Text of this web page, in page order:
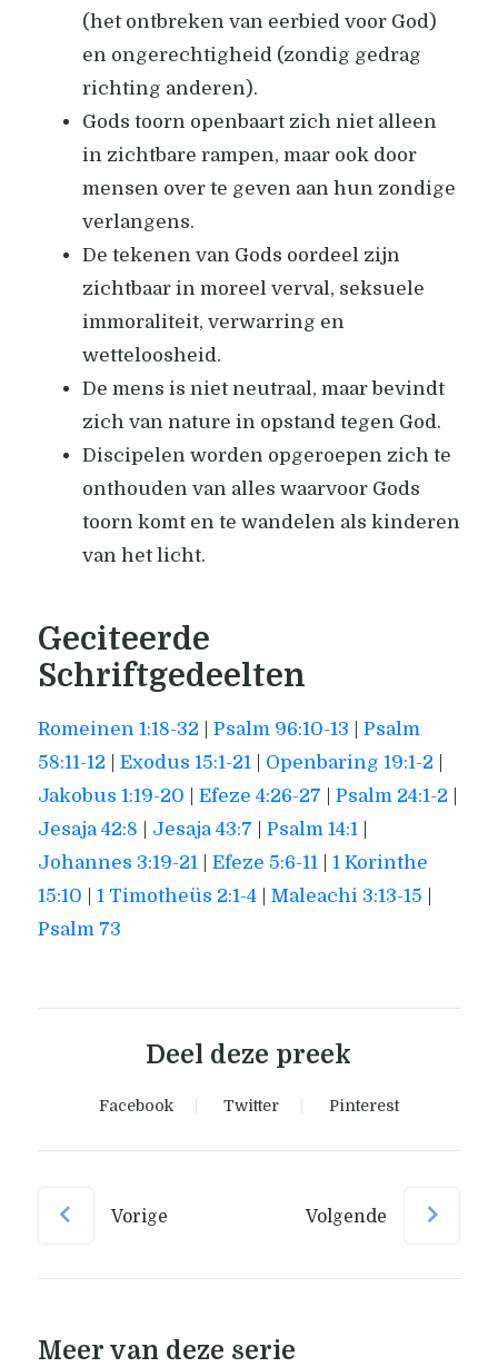
(het ontbreken van eerbied voor God)
en ongerechtigheid (zondig gedrag
richting anderen).
Gods toorn openbaart zich niet alleen
in zichtbare rampen, maar ook door
mensen over te geven aan hun zondige
verlangens.
De tekenen van Gods oordeel zijn
zichtbaar in moreel verval, seksuele
immoraliteit, verwarring en
wetteloosheid.
De mens is niet neutraal, maar bevindt
zich van nature in opstand tegen God.
Discipelen worden opgeroepen zich te
onthouden van alles waarvoor Gods
toorn komt en te wandelen als kinderen
van het licht.
Geciteerde
Schriftgedeelten
Romeinen 1:18-32 Psalm 96:10-13
Psalm
58:11-12
Exodus 15:1-21| Openbaring 19:1-2
Jakobus 1:19-20
Efeze 4:26-27 Psalm 24:1-2
Jesaja 42:8
Jesaja 43:7 Psalm 14:1|
Johannes 3:19-21| Efeze 5:6-11| 1 Korinthe
15:10
1 Timotheüs 2:1-4| Maleachi 3:13-15
Psalm 73
Deel deze preek
Facebook Twitter Pinterest
Vorige Volgende
Meer van deze serie